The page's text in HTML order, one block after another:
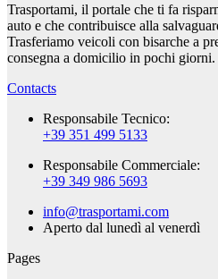
Trasportami, il portale che ti fa
auto e che contribuisce alla
Trasferiamo veicoli con bisarche a
consegna a domicilio in pochi giorni.
Contacts
Responsabile Tecnico:
+39 351 499 5133
Responsabile Commerciale:
+39 349 986 5693
info@trasportami.com
Aperto dal lunedì al venerdì
Pages